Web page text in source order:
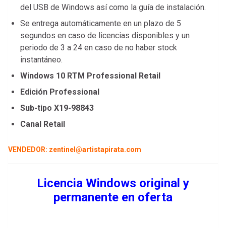
del USB de Windows así como la guía de instalación.
Se entrega automáticamente en un plazo de 5
segundos en caso de licencias disponibles y un
periodo de 3 a 24 en caso de no haber stock
instantáneo.
Windows 10 RTM Professional Retail
Edición Professional
Sub-tipo X19-98843
Canal Retail
VENDEDOR: zentinel@artistapirata.com
Licencia Windows original y
permanente en oferta